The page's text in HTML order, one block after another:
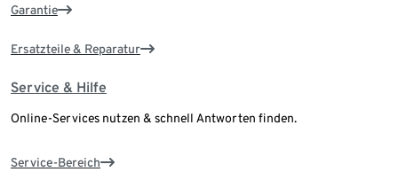
Garantie
Ersatzteile & Reparatur
Service & Hilfe
Online-Services nutzen & schnell Antworten finden.
Service-Bereich